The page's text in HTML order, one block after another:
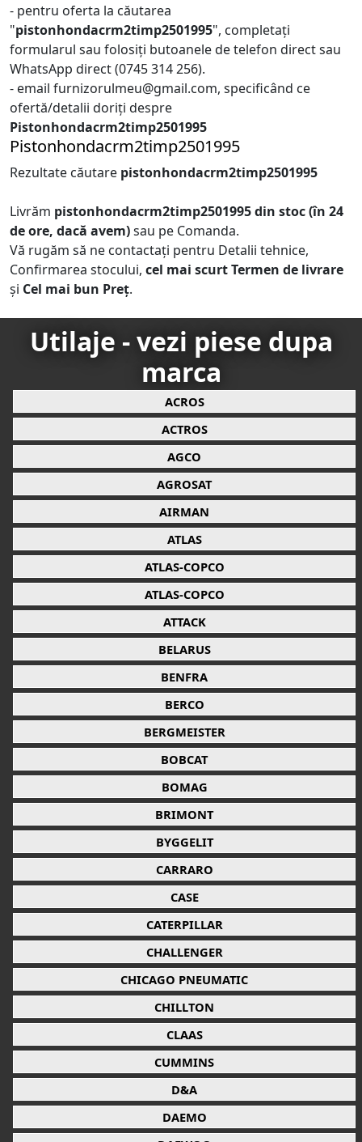
- pentru oferta la căutarea
"pistonhondacrm2timp2501995", completați
formularul sau folosiți butoanele de telefon direct sau
WhatsApp direct (0745 314 256).
- email furnizorulmeu@gmail.com, specificând ce
ofertă/detalii doriți despre
Pistonhondacrm2timp2501995
Pistonhondacrm2timp2501995
Rezultate căutare pistonhondacrm2timp2501995
Livrăm pistonhondacrm2timp2501995din stoc (în 24
de ore, dacă avem)sau pe Comanda.
Vă rugăm să ne contactați pentru Detalii tehnice,
Confirmarea stocului, cel mai scurt Termen de livrare
și Cel mai bun Preț.
Utilaje - vezi piese dupa
marca
ACROS
ACTROS
AGCO
AGROSAT
AIRMAN
ATLAS
ATLAS-COPCO
ATLAS-COPCO
ATTACK
BELARUS
BENFRA
BERCO
BERGMEISTER
BOBCAT
BOMAG
BRIMONT
BYGGELIT
CARRARO
CASE
CATERPILLAR
CHALLENGER
CHICAGO PNEUMATIC
CHILLTON
CLAAS
CUMMINS
D&A
DAEMO